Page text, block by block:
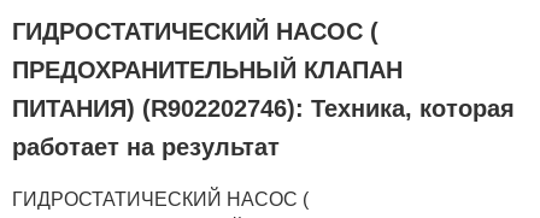
ГИДРОСТАТИЧЕСКИЙ НАСОС (
ПРЕДОХРАНИТЕЛЬНЫЙ КЛАПАН
ПИТАНИЯ) (R902202746): Техника, которая
работает на результат
ГИДРОСТАТИЧЕСКИЙ НАСОС (